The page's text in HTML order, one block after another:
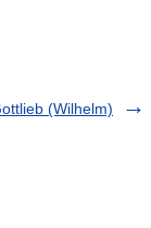
(Wilhelm)